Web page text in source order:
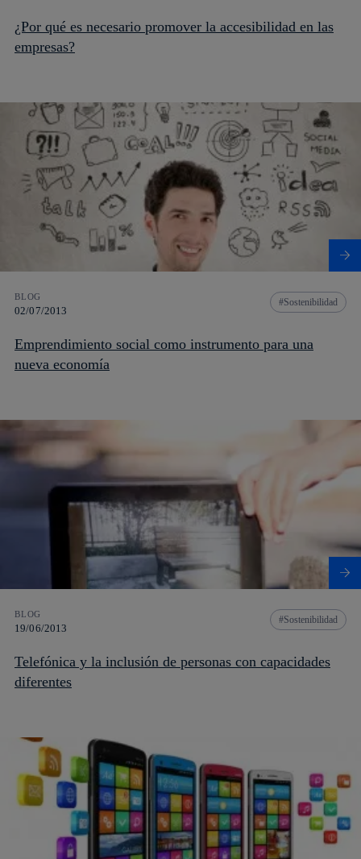
¿Por qué es necesario promover la accesibilidad en las
empresas?
BLOG
02/07/2013
Sostenibilidad
Emprendimiento social como instrumento para una
nueva economía
BLOG
19/06/2013
Sostenibilidad
Telefónica y la inclusión de personas con capacidades
diferentes